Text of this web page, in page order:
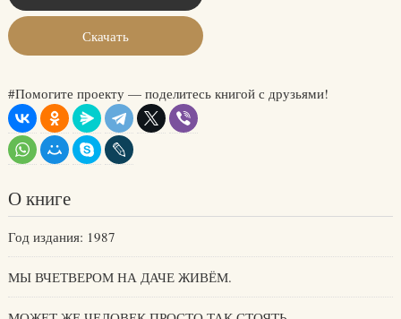
Скачать
#Помогите проекту — поделитесь книгой с друзьями!
О книге
Год издания: 1987
МЫ ВЧЕТВЕРОМ НА ДАЧЕ ЖИВЁМ.